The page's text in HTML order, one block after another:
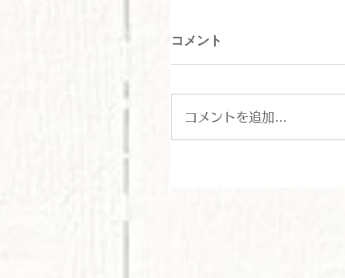
コメント
コメントを追加…